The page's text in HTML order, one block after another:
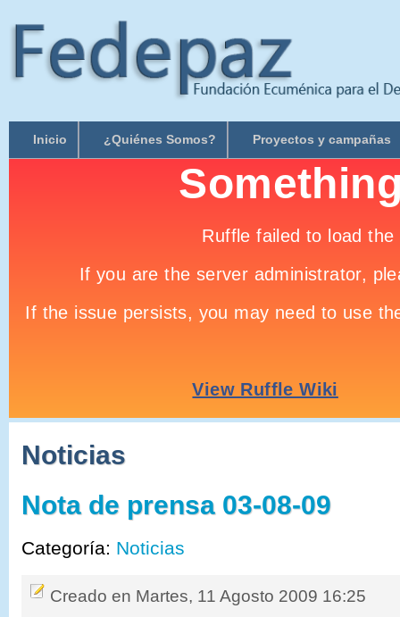
Inicio ¿Quiénes Somos? Proyectos y campañas
Noticias
Nota de prensa 03-08-09
Categoría: Noticias
Creado en Martes, 11 Agosto 2009 16:25